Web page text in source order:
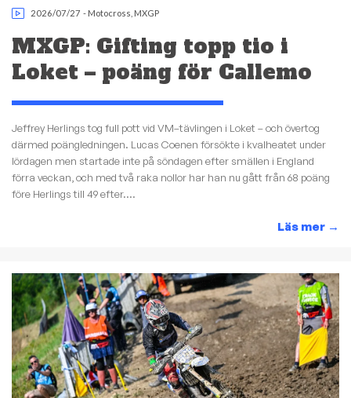
2026/07/27 - Motocross MXGP
MXGP: Gifting topp tio i
Loket – poäng för Callemo
Jeffrey Herlings tog full pott vid VM–tävlingen i Loket – och övertog
därmed poängledningen. Lucas Coenen försökte i kvalheatet under
lördagen men startade inte på söndagen efter smällen i England
förra veckan, och med två raka nollor har han nu gått från 68 poäng
före Herlings till 49 efter....
Läs mer →